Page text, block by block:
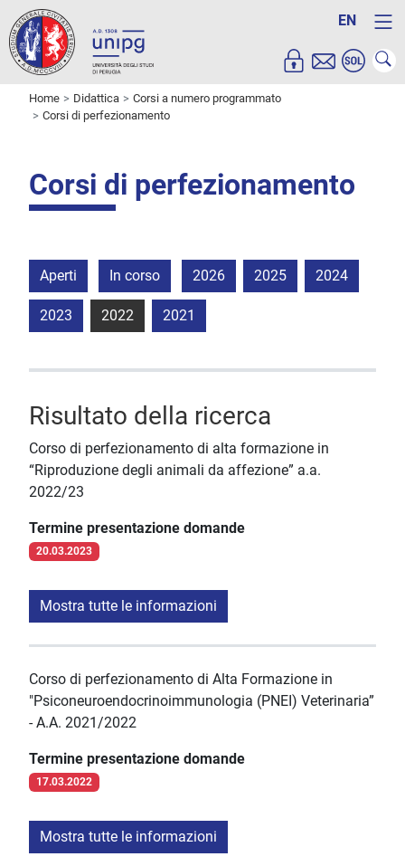
EN
Home Didattica
Corsi a numero programmato
Corsi di perfezionamento
Corsi di perfezionamento
Aperti In corso 2026 2025 2024
2023 2022 2021
Risultato della ricerca
Corso di perfezionamento di alta formazione in
“Riproduzione degli animali da affezione” a.a.
2022/23
Termine presentazione domande
20.03.2023
Mostra tutte le informazioni
Corso di perfezionamento di Alta Formazione in
"Psiconeuroendocrinoimmunologia (PNEI) Veterinaria”
- A.A. 2021/2022
Termine presentazione domande
17.03.2022
Mostra tutte le informazioni